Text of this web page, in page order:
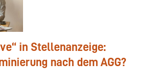
in Stellenanzeige:
nach dem AGG?